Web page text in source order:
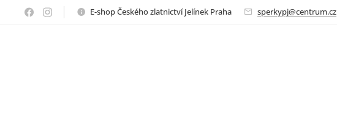
E-shop Českého zlatnictví Jelínek Praha sperkypj@centrum.cz